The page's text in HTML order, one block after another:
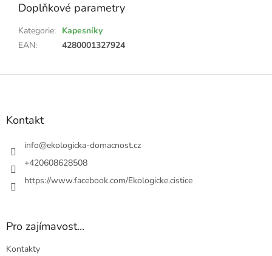
Doplňkové parametry
Kategorie: Kapesníky
EAN: 4280001327924
Z
Kontakt
info@ekologicka-domacnost.cz
+420608628508
https://www.facebook.com/Ekologicke.cistice
Pro zajímavost...
Kontakty